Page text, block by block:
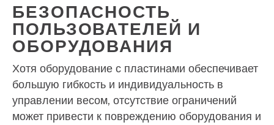
БЕЗОПАСНОСТЬ
ПОЛЬЗОВАТЕЛЕЙ И
ОБОРУДОВАНИЯ
Хотя оборудование с пластинами обеспечивает
большую гибкость и индивидуальность в
управлении весом, отсутствие ограничений
может привести к повреждению оборудования и